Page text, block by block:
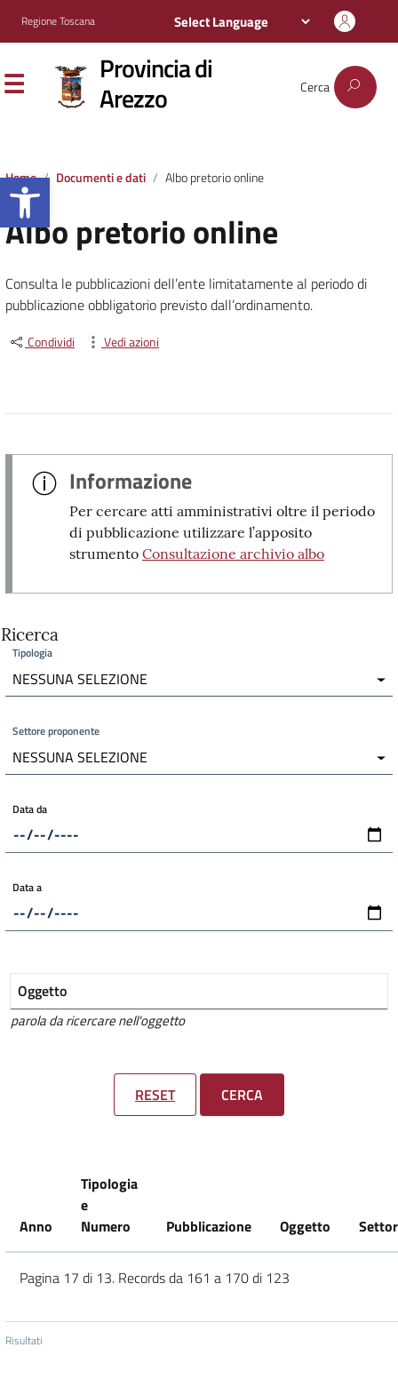
Apri la barra degli strumenti
Regione Toscana
Provincia di
Arezzo Cerca
Home Documenti e dati Albo pretorio online
Albo pretorio online
Consulta le pubblicazioni dell’ente limitatamente al periodo di
pubblicazione obbligatorio previsto dall’ordinamento.
Condividi Vedi azioni
Informazione
Per cercare atti amministrativi oltre il periodo
di pubblicazione utilizzare l’apposito
strumento Consultazione archivio albo
Ricerca
Tipologia
NESSUNA SELEZIONE
Settore proponente
NESSUNA SELEZIONE
Data da
Data a
Oggetto
parola da ricercare nell'oggetto
RESET CERCA
Risultati
Anno
Tipologia
e
Numero
Pubblicazione Oggetto
Pagina 17 di 13. Records da 161 a 170 di 123